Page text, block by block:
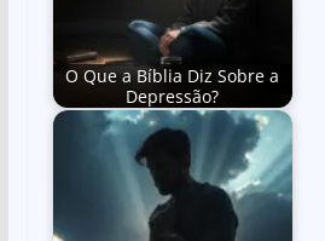
O Que a Bíblia Diz Sobre a
Depressão?